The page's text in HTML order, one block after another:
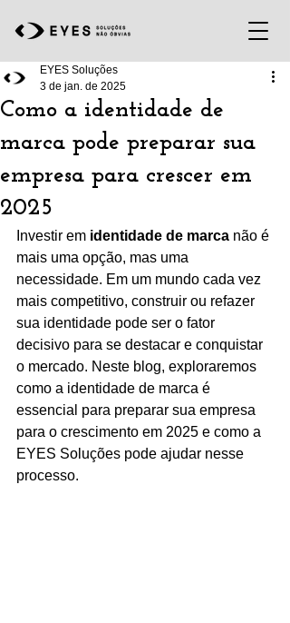
Como a identidade de
marca pode preparar sua
empresa para crescer em
2025
EYES Soluções
3 de jan. de 2025
Investir em identidade de marca não é
mais uma opção, mas uma
necessidade. Em um mundo cada vez
mais competitivo, construir ou refazer
sua identidade pode ser o fator
decisivo para se destacar e conquistar
o mercado. Neste blog, exploraremos
como a identidade de marca é
essencial para preparar sua empresa
para o crescimento em 2025 e como a
EYES Soluções pode ajudar nesse
processo.